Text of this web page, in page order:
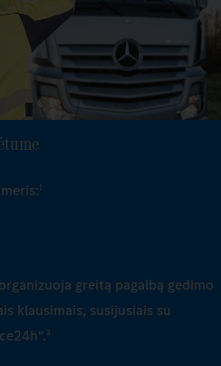
1
greitą pagalbą gedimo
klausimais, susijusiais su
3